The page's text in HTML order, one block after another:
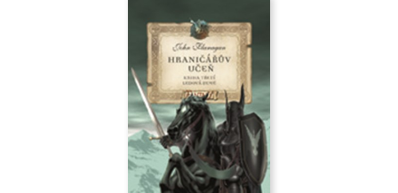
Tipy redakce
Beletrie pro děti
Beletrie pro dospělé